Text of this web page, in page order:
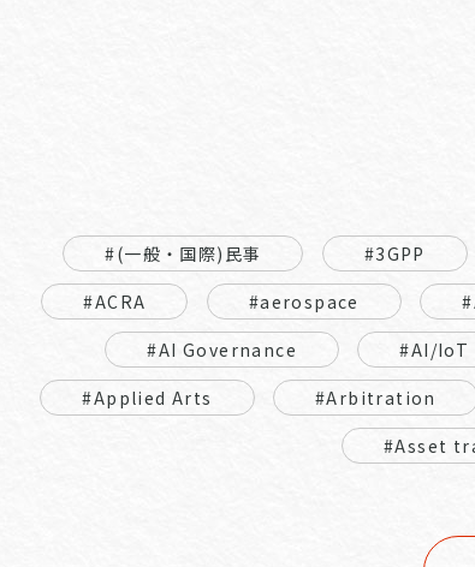
#(一般・国際)民事 #3GPP
#ACRA
#aerospace
#AI Governance
#AI/IoT
#Applied Arts
#Arbitration
#Asset